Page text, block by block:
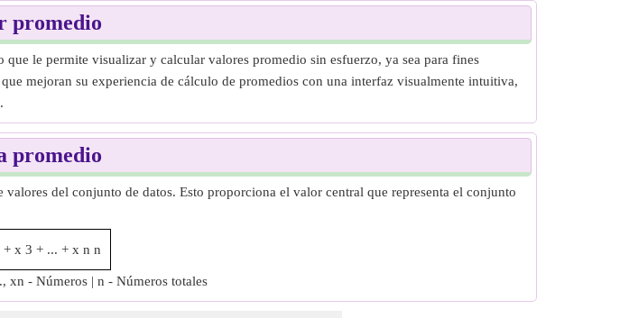
promedio
le permite visualizar y calcular valores promedio sin esfuerzo, ya sea para fines
mejoran su experiencia de cálculo de promedios con una interfaz visualmente intuitiva,
promedio
del conjunto de datos. Esto proporciona el valor central que representa el conjunto
+ x 3 + ... + x n n
xn - Números | n - Números totales